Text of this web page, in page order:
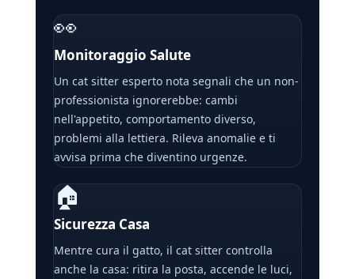
👀
Monitoraggio Salute
Un cat sitter esperto nota segnali che un non-
professionista ignorerebbe: cambi
nell'appetito, comportamento diverso,
problemi alla lettiera. Rileva anomalie e ti
avvisa prima che diventino urgenze.
🏠
Sicurezza Casa
Mentre cura il gatto, il cat sitter controlla
anche la casa: ritira la posta, accende le luci,